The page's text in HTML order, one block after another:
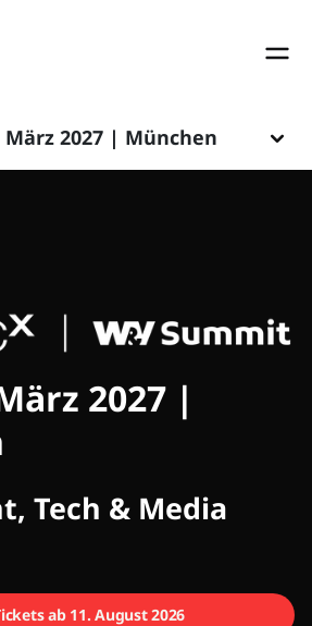
März 2027 | München
2027 |
Tech & Media
ab 11. August 2026